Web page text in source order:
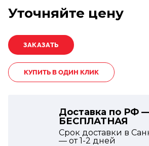
Уточняйте цену
КУПИТЬ В ОДИН КЛИК
Доставка по РФ
БЕСПЛАТНАЯ
Срок доставки в
— от1-2 дней